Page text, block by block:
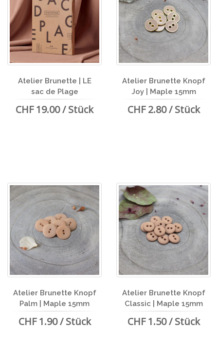
Atelier Brunette | LE
sac de Plage
CHF 19.00 / Stück
Atelier Brunette Knopf
Joy | Maple 15mm
CHF 2.80 / Stück
Atelier Brunette Knopf
Palm | Maple 15mm
CHF 1.90 / Stück
Atelier Brunette Knopf
Classic | Maple 15mm
CHF 1.50 / Stück